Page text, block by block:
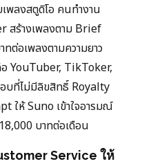
พลงสตูดิโอ คนทำงาน
สร้างเพลงตาม Brief
ต่อเพลงตามความยาว
YouTuber, TikToker,
บที่ไม่มีลิขสิทธิ์ Royalty
ให้ Suno เข้าใจอารมณ์
บาทต่อเดือน
Service ให้